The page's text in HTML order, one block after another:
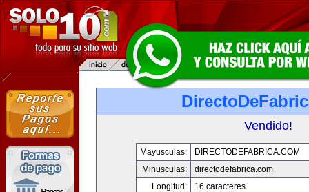
Vendido!
Mayusculas:
DIRECTODEFABRICA.COM
Minusculas:
directodefabrica.com
Longitud:
16 caracteres